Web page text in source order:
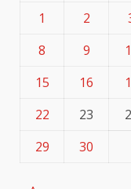
1
2
8
9
15
16
22
23
29
30